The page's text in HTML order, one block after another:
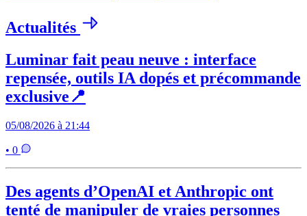
Actualités
Luminar fait peau neuve : interface
repensée, outils IA dopés et précommande
exclusive📍
05/08/2026 à 21:44
• 0
Des agents d’OpenAI et Anthropic ont
tenté de manipuler de vraies personnes